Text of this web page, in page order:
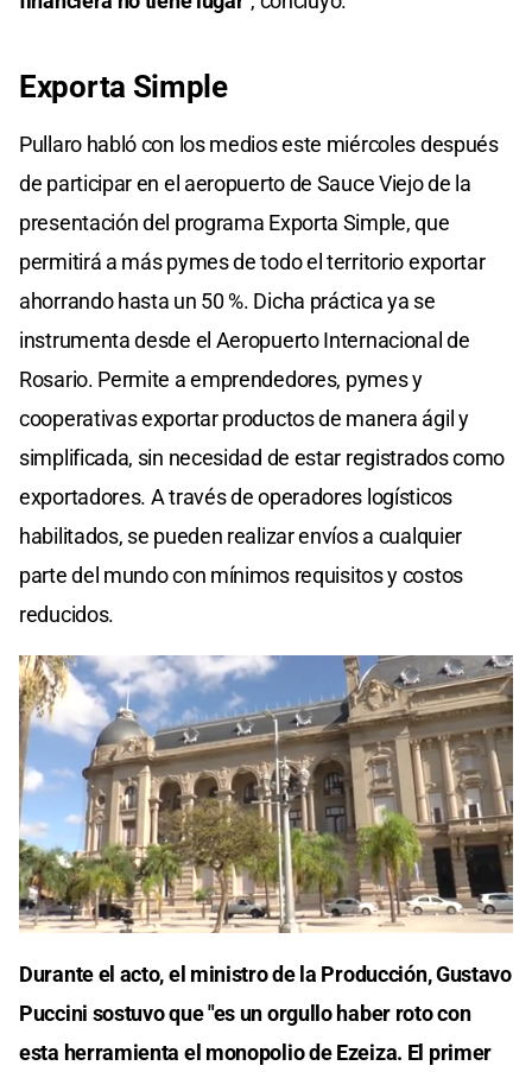
Exporta Simple
Pullaro habló con los medios este miércoles después
de participar en el aeropuerto de Sauce Viejo de la
presentación del programa Exporta Simple, que
permitirá a más pymes de todo el territorio exportar
ahorrando hasta un 50 %. Dicha práctica ya se
instrumenta desde el Aeropuerto Internacional de
Rosario. Permite a emprendedores, pymes y
cooperativas exportar productos de manera ágil y
simplificada, sin necesidad de estar registrados como
exportadores. A través de operadores logísticos
habilitados, se pueden realizar envíos a cualquier
parte del mundo con mínimos requisitos y costos
reducidos.
Durante el acto, el ministro de la Producción, Gustavo
Puccini sostuvo que "es un orgullo haber roto con
esta herramienta el monopolio de Ezeiza. El primer